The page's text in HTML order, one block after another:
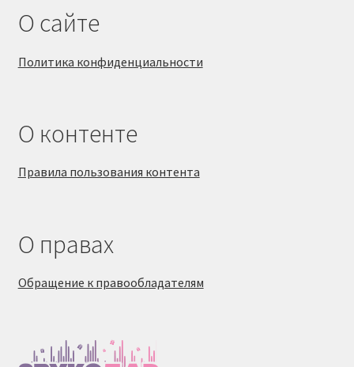
О сайте
Политика конфиденциальности
О контенте
Правила пользования контента
О правах
Обращение к правообладателям